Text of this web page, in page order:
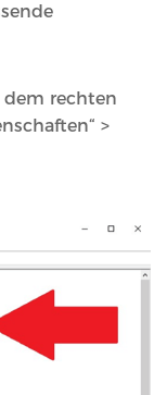
dem rechten
>